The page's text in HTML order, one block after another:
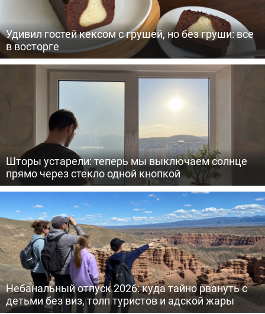
Удивил гостей кексом с грушей, но без груши: все
в восторге
Шторы устарели: теперь мы выключаем солнце
прямо через стекло одной кнопкой
Небанальный отпуск 2026: куда тайно рвануть с
детьми без виз, толп туристов и адской жары